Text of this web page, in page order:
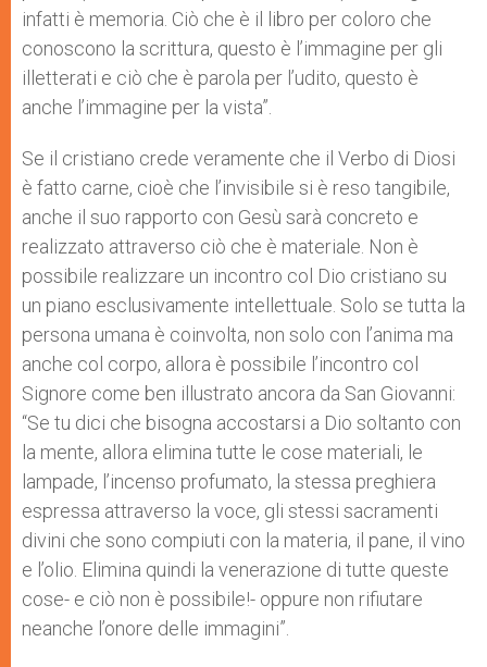
infatti è memoria. Ciò che è il libro per coloro che
conoscono la scrittura, questo è l’immagine per gli
illetterati e ciò che è parola per l’udito, questo è
anche l’immagine per la vista”.
Se il cristiano crede veramente che il Verbo di Diosi
è fatto carne, cioè che l’invisibile si è reso tangibile,
anche il suo rapporto con Gesù sarà concreto e
realizzato attraverso ciò che è materiale. Non è
possibile realizzare un incontro col Dio cristiano su
un piano esclusivamente intellettuale. Solo se tutta la
persona umana è coinvolta, non solo con l’anima ma
anche col corpo, allora è possibile l’incontro col
Signore come ben illustrato ancora da San Giovanni:
“Se tu dici che bisogna accostarsi a Dio soltanto con
la mente, allora elimina tutte le cose materiali, le
lampade, l’incenso profumato, la stessa preghiera
espressa attraverso la voce, gli stessi sacramenti
divini che sono compiuti con la materia, il pane, il vino
e l’olio. Elimina quindi la venerazione di tutte queste
cose- e ciò non è possibile!- oppure non rifiutare
neanche l’onore delle immagini”.